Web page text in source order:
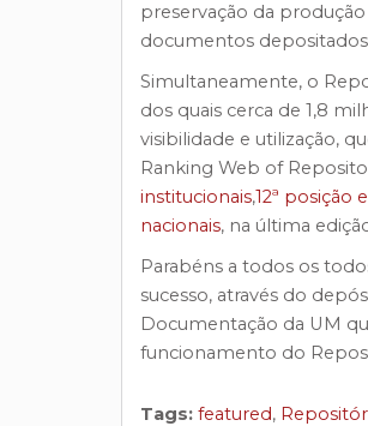
preservação da
documentos depositados
Simultaneamente, o
dos quais cerca de 1,8
visibilidade e utilização,
Ranking Web of
institucionais,12ª posição
nacionais, na última
Parabéns a todos os
sucesso, através do
Documentação da UM
funcionamento do
Tags: featured,